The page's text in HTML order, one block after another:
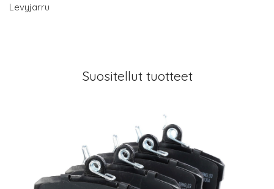
Levyjarru
Suositellut tuotteet